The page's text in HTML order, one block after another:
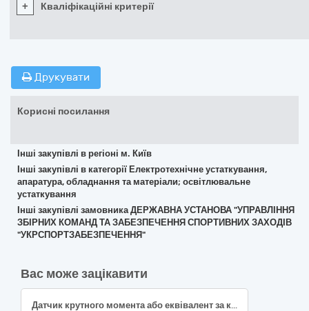
+ Кваліфікаційні критерії
Друкувати
Корисні посилання
Інші закупівлі в регіоні м. Київ
Інші закупівлі в категорії Електротехнічне устаткування,
апаратура, обладнання та матеріали; освітлювальне
устаткування
Інші закупівлі замовника ДЕРЖАВНА УСТАНОВА "УПРАВЛІННЯ
ЗБІРНИХ КОМАНД ТА ЗАБЕЗПЕЧЕННЯ СПОРТИВНИХ ЗАХОДІВ
"УКРСПОРТЗАБЕЗПЕЧЕННЯ"
Вас може зацікавити
Датчик крутного момента або еквівалент за кодом ДК 021:2015 – 31710000-6 «Електронне обладнання» код ДК 021:2015, що найбільше відповідає назві но-менклатурної позиції предмета закупівлі – 31711120-0 «Вимірювальні перетворювачі»